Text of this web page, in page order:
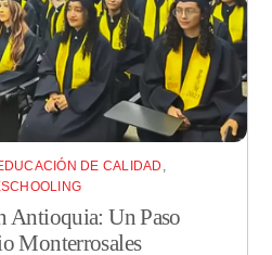
DE CALIDAD ,
Antioquia: Un Paso
Monterrosales